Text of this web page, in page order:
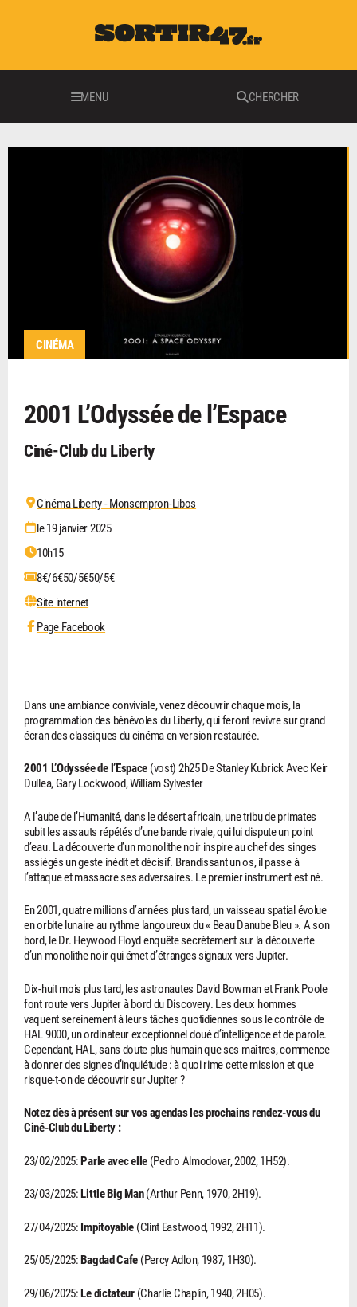
MENU CHERCHER
CINÉMA
2001 L’Odyssée de l’Espace
Ciné-Club du Liberty
Cinéma Liberty - Monsempron-Libos
le 19 janvier 2025
10h15
8€/6€50/5€50/5€
Site internet
Page Facebook
Dans une ambiance conviviale, venez découvrir chaque mois, la
programmation des bénévoles du Liberty, qui feront revivre sur grand
écran des classiques du cinéma en version restaurée.
2001 L’Odyssée de l’Espace (vost) 2h25 De Stanley Kubrick Avec Keir
Dullea, Gary Lockwood, William Sylvester
A l’aube de l’Humanité, dans le désert africain, une tribu de primates
subit les assauts répétés d’une bande rivale, qui lui dispute un point
d’eau. La découverte d’un monolithe noir inspire au chef des singes
assiégés un geste inédit et décisif. Brandissant un os, il passe à
l’attaque et massacre ses adversaires. Le premier instrument est né.
En 2001, quatre millions d’années plus tard, un vaisseau spatial évolue
en orbite lunaire au rythme langoureux du « Beau Danube Bleu ». A son
bord, le Dr. Heywood Floyd enquête secrètement sur la découverte
d’un monolithe noir qui émet d’étranges signaux vers Jupiter.
Dix-huit mois plus tard, les astronautes David Bowman et Frank Poole
font route vers Jupiter à bord du Discovery. Les deux hommes
vaquent sereinement à leurs tâches quotidiennes sous le contrôle de
HAL 9000, un ordinateur exceptionnel doué d’intelligence et de parole.
Cependant, HAL, sans doute plus humain que ses maîtres, commence
à donner des signes d’inquiétude : à quoi rime cette mission et que
risque-t-on de découvrir sur Jupiter ?
Notez dès à présent sur vos agendas les prochains rendez-vous du
Ciné-Club du Liberty :
23/02/2025:Parle avec elle(Pedro Almodovar, 2002, 1H52).
23/03/2025:Little Big Man(Arthur Penn, 1970, 2H19).
27/04/2025: Impitoyable (Clint Eastwood, 1992, 2H11).
25/05/2025:Bagdad Cafe (Percy Adlon, 1987, 1H30).
29/06/2025:Le dictateur(Charlie Chaplin, 1940, 2H05).